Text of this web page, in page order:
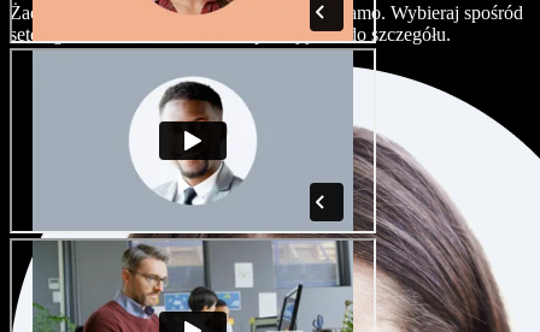
Żadne dwa projekty nie muszą brzmieć tak samo. Wybieraj spośród
setek głosów i akcentów AI i dopracuj je co do szczegółu.